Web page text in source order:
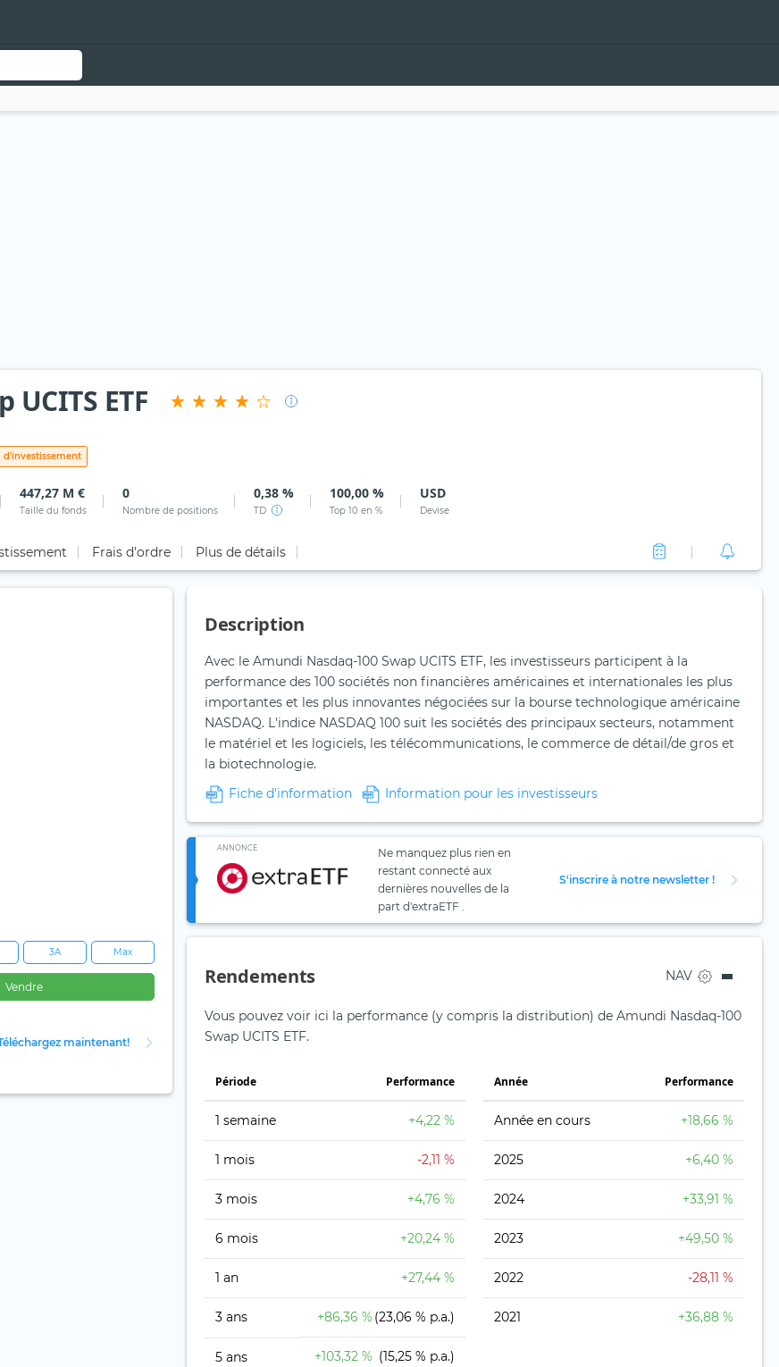
ETF
d'investissement
447,27 M €
Taille du fonds
0
Nombre de positions
0,38 %
TD
100,00 %
Top 10 en %
USD
Devise
Frais d'ordre Plus de détails
3A Max
Vendre
maintenant!
Description
Avec le Amundi Nasdaq-100 Swap UCITS ETF, les investisseurs participent à la
performance des 100 sociétés non financières américaines et internationales les plus
importantes et les plus innovantes négociées sur la bourse technologique américaine
NASDAQ. L'indice NASDAQ 100 suit les sociétés des principaux secteurs, notamment
le matériel et les logiciels, les télécommunications, le commerce de détail/de gros et
la biotechnologie.
Fiche d'information
Information pour les investisseurs
ANNONCE
Ne manquez plus rien en
restant connecté aux
dernières nouvelles de la
part d'extraETF .
S'inscrire à notre newsletter !
Rendements NAV
Vous pouvez voir ici la performance (y compris la distribution) de Amundi Nasdaq-100
Swap UCITS ETF.
Période Performance
1 semaine +4,22 %
1 mois -2,11 %
3 mois +4,76 %
6 mois +20,24 %
1 an +27,44 %
3 ans +86,36 % (23,06 % p.a.)
5 ans +103,32 % (15,25 % p.a.)
Année Performance
Année en cours +18,66 %
2025 +6,40 %
2024 +33,91 %
2023 +49,50 %
2022 -28,11 %
2021 +36,88 %